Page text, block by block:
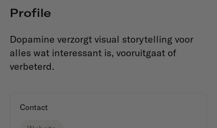
Profile
Dopamine verzorgt visual storytelling voor
alles wat interessant is, vooruitgaat of
verbeterd.
Contact